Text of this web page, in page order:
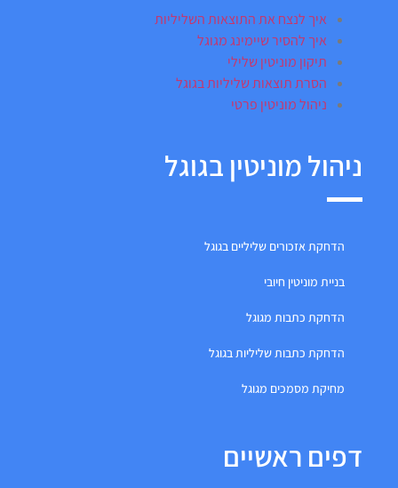
איך לנצח את התוצאות השליליות
איך להסיר שיימינג מגוגל
תיקון מוניטין שלילי
הסרת תוצאות שליליות בגוגל
ניהול מוניטין פרטי
ניהול מוניטין בגוגל
הדחקת אזכורים שליליים בגוגל
בניית מוניטין חיובי
הדחקת כתבות מגוגל
הדחקת כתבות שליליות בגוגל
מחיקת מסמכים מגוגל
דפים ראשיים